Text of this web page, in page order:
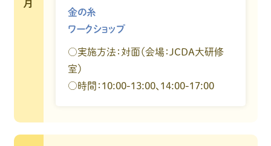
月
金の糸
ワークショップ
○実施方法：対面（会場：JCDA大研修
室）
○時間：10:00-13:00、14:00-17:00